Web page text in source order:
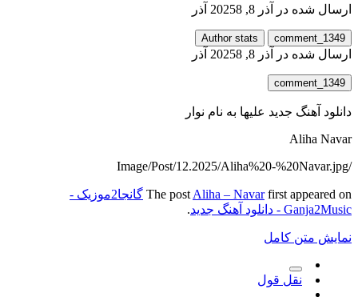
ارسال شده در آذر 8, 2025 8 آذر
comment_1349
Author stats
ارسال شده در آذر 8, 2025 8 آذر
comment_1349
دانلود آهنگ جدید علیها به نام نوار
Aliha Navar
/Image/Post/12.2025/Aliha%20-%20Navar.jpg
The post Aliha – Navarfirst appeared on
گانجا2موزیک -
Ganja2Music - دانلود آهنگ جدید
.
نمایش متن کامل
نقل قول